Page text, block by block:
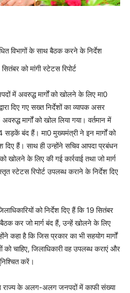
विभागों के साथ बैठक करने के निर्देश
को मांगी स्टेटस रिपोर्ट
में अवरुद्ध मार्गों को खोलने के लिए मा0
दिए गए सख्त निर्देशों का व्यापक असर
मार्गों को खोल लिया गया। वर्तमान में
बंद हैं। मा0 मुख्यमंत्री ने इन मार्गों को
हैं। साथ ही उन्होंने सचिव आपदा प्रबंधन
खोलने के लिए की गई कार्रवाई तथा जो मार्ग
स्टेटस रिपोर्ट उपलब्ध कराने के निर्देश दिए
को निर्देश दिए हैं कि 19 सितंबर
कर जो मार्ग बंद हैं, उन्हें खोलने के लिए
कहा है कि जिस प्रकार का भी सहयोग मार्गों
चाहिए, जिलाधिकारी वह उपलब्ध कराएं और
करें।
राज्य के अलग-अलग जनपदों में काफी संख्या